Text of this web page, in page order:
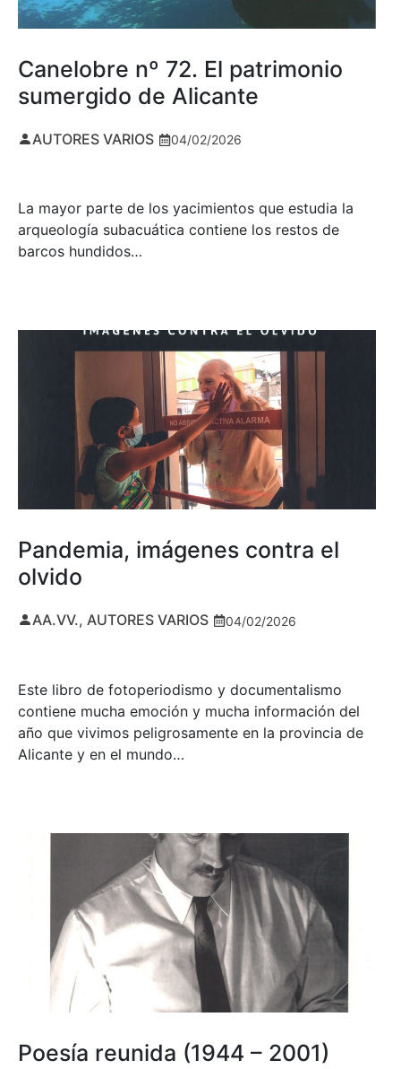
Canelobre nº 72. El patrimonio
sumergido de Alicante
AUTORES VARIOS 04/02/2026
La mayor parte de los yacimientos que estudia la
arqueología subacuática contiene los restos de
barcos hundidos…
Pandemia, imágenes contra el
olvido
AA.VV., AUTORES VARIOS 04/02/2026
Este libro de fotoperiodismo y documentalismo
contiene mucha emoción y mucha información del
año que vivimos peligrosamente en la provincia de
Alicante y en el mundo…
Poesía reunida (1944 – 2001)